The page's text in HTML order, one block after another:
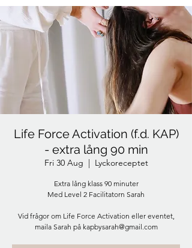
Life Force Activation (f.d. KAP)
- extra lång 90 min
Fri 30 Aug
  |
Lyckoreceptet
Extra lång klass 90 minuter
Med Level 2 Facilitatorn Sarah
Vid frågor om Life Force Activation eller eventet,
maila Sarah på kapbysarah@gmail.com